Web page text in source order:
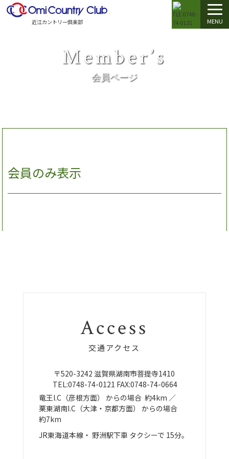
近江カントリー倶楽部 MENU
Member’s
会員ページ
会員のみ表示
Access
交通アクセス
〒520-3242 滋賀県湖南市菩提寺1410
TEL:0748-74-0121 FAX:0748-74-0664
竜王I.C（彦根方面） からの場合 約4km ／
栗東湖南I.C（大津・京都方面）
からの場合
約7km
JR東海道本線・ 野洲駅下車 タクシーで 15分。